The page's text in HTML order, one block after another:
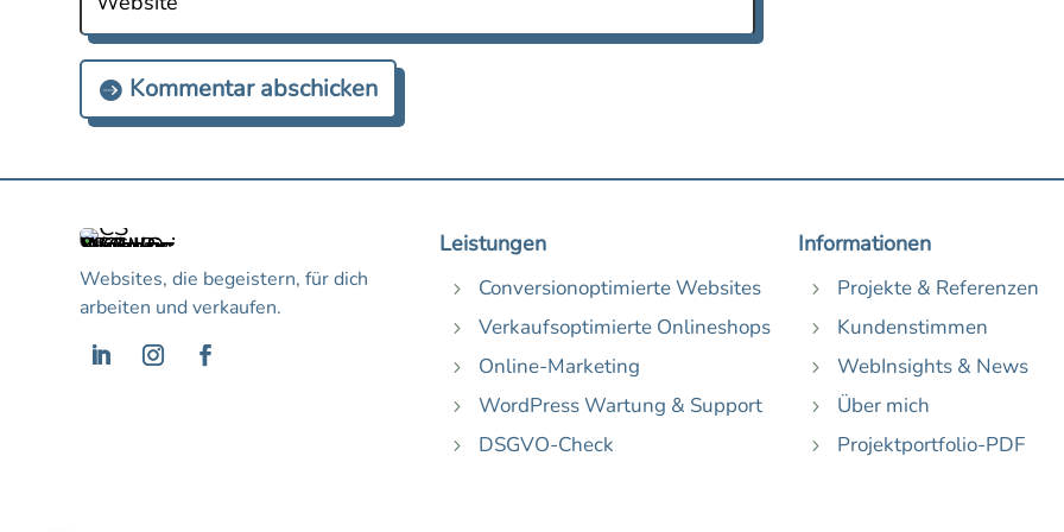
Kommentar abschicken
Websites, die begeistern, für dich
arbeiten und verkaufen.
Leistungen
5 Conversionoptimierte Websites
5 Verkaufsoptimierte Onlineshops
5 Online-Marketing
5 WordPress Wartung & Support
5 DSGVO-Check
Informationen
5 Projekte & Referenzen
5 Kundenstimmen
5 WebInsights & News
5 Über mich
5 Projektportfolio-PDF